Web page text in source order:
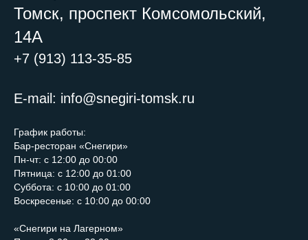
Томск, проспект Комсомольский,
14А
+7 (913) 113-35-85
E-mail: info@snegiri-tomsk.ru
График работы:
Бар-ресторан «Снегири»
Пн-чт: с 12:00 до 00:00
Пятница: с 12:00 до 01:00
Суббота: с 10:00 до 01:00
Воскресенье: с 10:00 до 00:00
«Снегири на Лагерном»